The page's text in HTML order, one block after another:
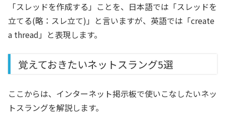
「スレッドを作成する」ことを、日本語では「スレッドを
立てる(略：スレ立て)」と言いますが、英語では「create
a thread」と表現します。
覚えておきたいネットスラング5選
ここからは、インターネット掲示板で使いこなしたいネッ
トスラングを解説します。